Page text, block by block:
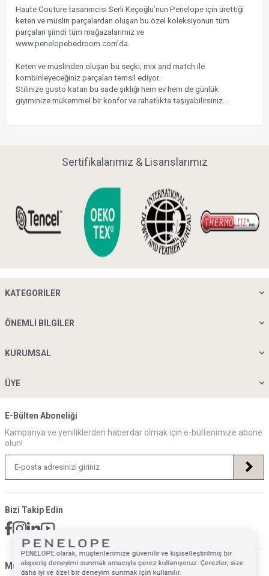
Haute Couture tasarımcısı Serli Keçoğlu’nun Penelope için ürettiği
keten ve müslin parçalardan oluşan bu özel koleksiyonun tüm
parçaları şimdi tüm mağazalarımız ve
www.penelopebedroom.com’da.
Keten ve müslinden oluşan bu seçki; mix and match ile
kombinleyeceğiniz parçaları temsil ediyor.
Stilinize gusto katan bu sade şıklığı hem ev hem de günlük
giyiminize mükemmel bir konfor ve rahatlıkta taşıyabilirsiniz…
Sertifikalarımız & Lisanslarımız
KATEGORILER
ÖNEMLI BILGILER
KURUMSAL
ÜYE
E-Bülten Aboneliği
Kampanya ve yeniliklerden haberdar olmak için e-bültenimize abone
olun!
Bizi Takip Edin
Müsteri Hizmetleri İletişim Adresi
PENELOPE olarak, müşterilerimize güvenilir ve kişiselleştirilmiş bir
alışveriş deneyimi sunmak amacıyla çerez kullanıyoruz. Çerezler, size
daha iyi ve özel bir deneyim sunmak için kullanılır.